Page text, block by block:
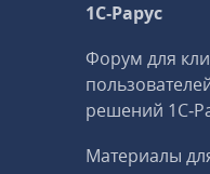
1С‑Рарус
Форум для
решений
Материалы